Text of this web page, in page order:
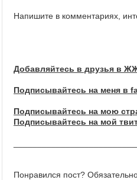
Напишите в комментариях,
Добавляйтесь в друзья в
Подписывайтесь на меня в
Подписывайтесь на мою
Подписывайтесь на мой
Понравился пост?